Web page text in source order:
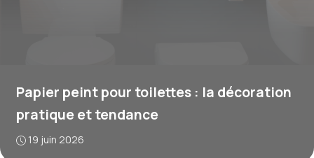
Papier peint pour toilettes : la décoration
pratique et tendance
19 juin 2026